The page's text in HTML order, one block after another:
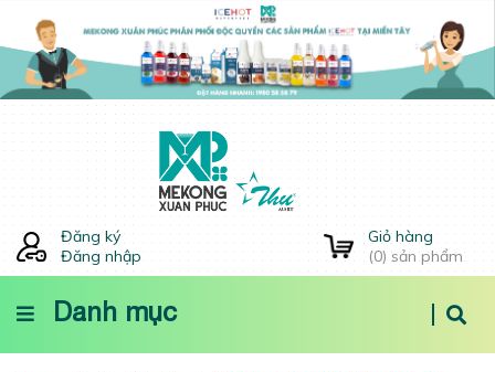
Đăng ký
Đăng nhập
Giỏ hàng
(0) sản phẩm
Danh mục